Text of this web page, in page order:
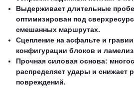
Выдерживает длительные
оптимизирован под
смешанных маршрутах.
Сцепление на асфальте и
конфигурации блоков и
Прочная силовая основа:
распределяет удары и снижает
повреждений.